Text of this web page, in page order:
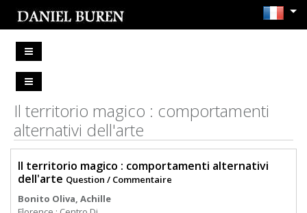
Il territorio magico : comportamenti
alternativi dell'arte
Il territorio magico : comportamenti alternativi
dell'arte Question / Commentaire
Bonito Oliva, Achille